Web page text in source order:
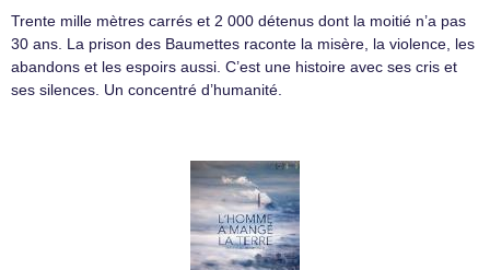
Trente mille mètres carrés et 2 000 détenus dont la moitié n’a pas
30 ans. La prison des Baumettes raconte la misère, la violence, les
abandons et les espoirs aussi. C’est une histoire avec ses cris et
ses silences. Un concentré d’humanité.